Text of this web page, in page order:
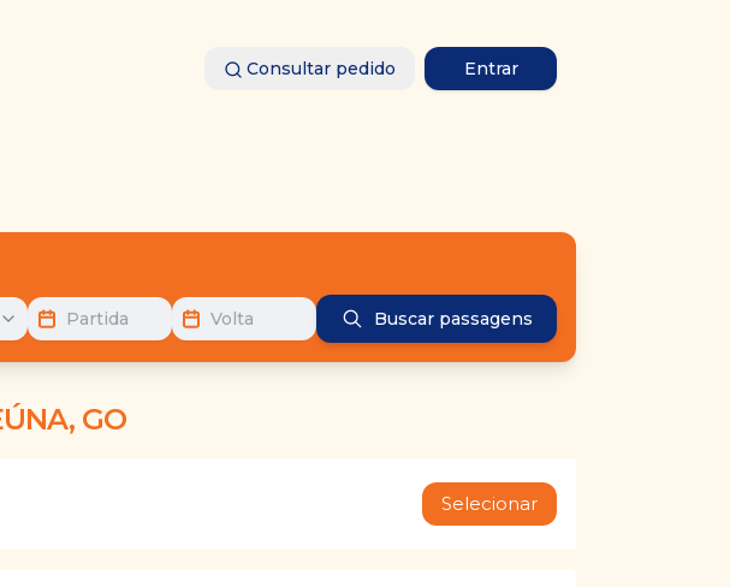
Consultar pedido Entrar
Partida Volta Buscar passagens
GO
Selecionar